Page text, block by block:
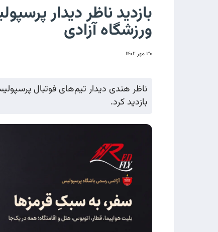
بازدید ناظر دیدار
ورزشگاه آزادی
۳۰ مهر ۱۴۰۲
ناظر هندی دیدار تیم‌های فوتبال
بازدید کرد.